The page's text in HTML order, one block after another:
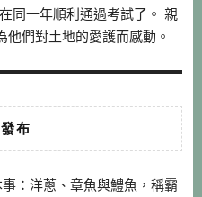
同一年順利通過考試了。 親
他們對土地的愛護而感動。
布
：洋蔥、章魚與鱧魚，稱霸